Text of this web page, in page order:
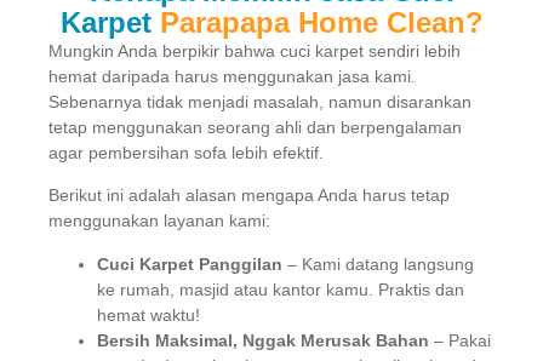
Karpet Parapapa Home Clean?
Mungkin Anda berpikir bahwa cuci karpet sendiri lebih
hemat daripada harus menggunakan jasa kami.
Sebenarnya tidak menjadi masalah, namun disarankan
tetap menggunakan seorang ahli dan berpengalaman
agar pembersihan sofa lebih efektif.
Berikut ini adalah alasan mengapa Anda harus tetap
menggunakan layanan kami:
Cuci Karpet Panggilan – Kami datang langsung
ke rumah, masjid atau kantor kamu. Praktis dan
hemat waktu!
Bersih Maksimal, Nggak Merusak Bahan – Pakai